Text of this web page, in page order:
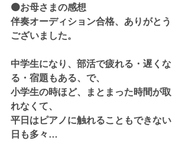
🟠お母さまの感想
伴奏オーディション合格、ありがとう
ございました。
中学生になり、部活で疲れる・遅くな
る・宿題もある、で、
小学生の時ほど、まとまった時間が取
れなくて、
平日はピアノに触れることもできない
日も多々…